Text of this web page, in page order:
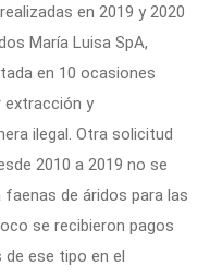
en 2019 y 2020
María Luisa SpA,
en 10 ocasiones
extracción y
ilegal. Otra solicitud
2010 a 2019 no se
de áridos para las
se recibieron pagos
ese tipo en el